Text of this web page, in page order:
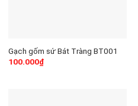
Gạch gốm sứ Bát Tràng BT001
100.000₫